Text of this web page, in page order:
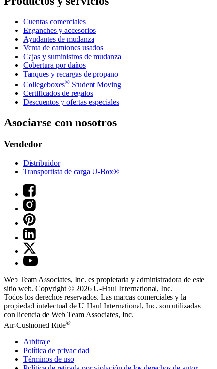
Cuentas comerciales
Enganches y accesorios
Ayudantes de mudanza
Venta de camiones usados
Cajas y suministros de mudanza
Cobertura por daños
Tanques y recargas de propano
Collegeboxes® Student Moving
Certificados de regalos
Descuentos y ofertas especiales
Asociarse con nosotros
Vendedor
Distribuidor
Transportista de carga U-Box®
Web Team Associates, Inc. es propietaria y administradora de este
sitio web. Copyright © 2026 U-Haul International, Inc.
Todos los derechos reservados. Las marcas comerciales y la
propiedad intelectual de U-Haul International, Inc. son utilizadas
con licencia de Web Team Associates, Inc.
Air-Cushioned Ride®
Arbitraje
Política de privacidad
Términos de uso